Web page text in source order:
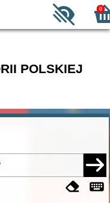
0
POLSKIEJ